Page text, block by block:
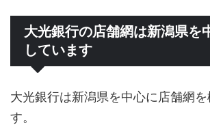
大光銀行の店舗網は新潟県を
しています
大光銀行は新潟県を中心に店舗網を
す。